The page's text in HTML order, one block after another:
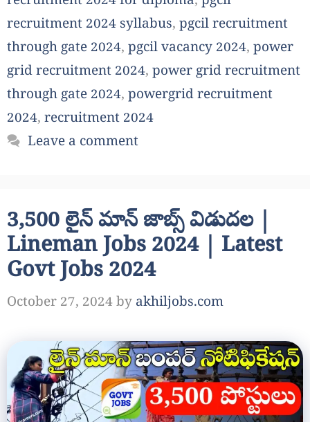
recruitment 2024 syllabus, pgcil recruitment
through gate 2024, pgcil vacancy 2024, power
grid recruitment 2024, power grid recruitment
through gate 2024, powergrid recruitment
2024, recruitment 2024
Leave a comment
3,500 లైన్ మాన్ జాబ్స్ విడుదల |
Lineman Jobs 2024 | Latest
Govt Jobs 2024
October 27, 2024by akhiljobs.com